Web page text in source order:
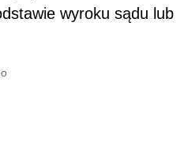
wyroku sądu lub